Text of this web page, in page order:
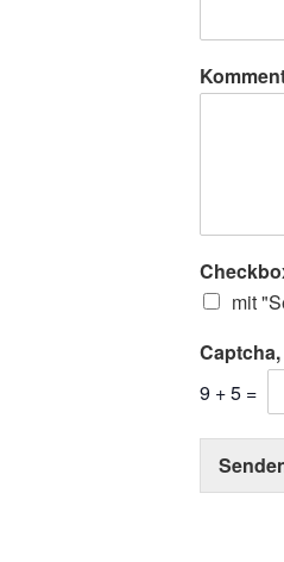
mit
9 +5 =